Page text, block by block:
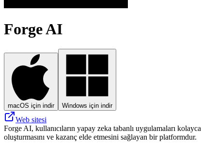
Forge AI
macOS için indir Windows için indir
Web sitesi
Forge AI, kullanıcıların yapay zeka tabanlı uygulamaları kolayca
oluşturmasını ve kazanç elde etmesini sağlayan bir platformdur.